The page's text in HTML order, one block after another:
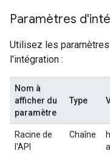
Paramètres
Utilisez les
l'intégration :
Nom à
afficher du
paramètre
Type
Racine de
l'API
Chaîne